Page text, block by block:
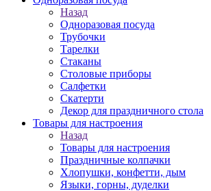
Назад
Одноразовая посуда
Трубочки
Тарелки
Стаканы
Столовые приборы
Салфетки
Скатерти
Декор для праздничного стола
Товары для настроения
Назад
Товары для настроения
Праздничные колпачки
Хлопушки, конфетти, дым
Языки, горны, дуделки